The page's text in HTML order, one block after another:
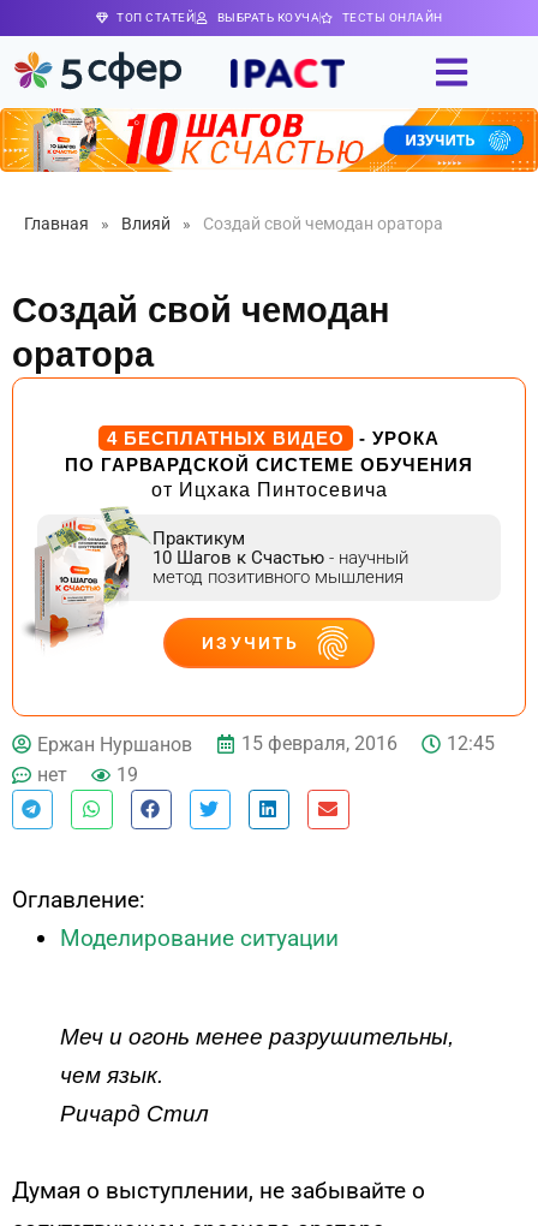
ТОП СТАТЕЙ ВЫБРАТЬ КОУЧА ТЕСТЫ ОНЛАЙН
Главная » Влияй » Создай свой чемодан оратора
Создай свой чемодан
оратора
4 БЕСПЛАТНЫХ ВИДЕО
- УРОКА
ПО ГАРВАРДСКОЙ СИСТЕМЕ ОБУЧЕНИЯ
от Ицхака Пинтосевича
Практикум
10 Шагов к Счастью - научный
метод позитивного мышления
ИЗУЧИТЬ
ДЕЙСТВУЙ
Ержан Нуршанов 15 февраля, 2016
12:45
нет
19
Оглавление:
Моделирование ситуации
Меч и огонь менее разрушительны,
чем язык.
Ричард Стил
Думая о выступлении, не забывайте о